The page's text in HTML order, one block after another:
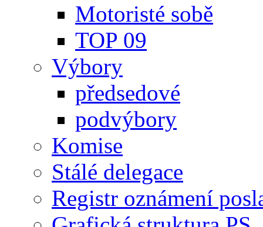
Motoristé sobě
TOP 09
Výbory
předsedové
podvýbory
Komise
Stálé delegace
Registr oznámení